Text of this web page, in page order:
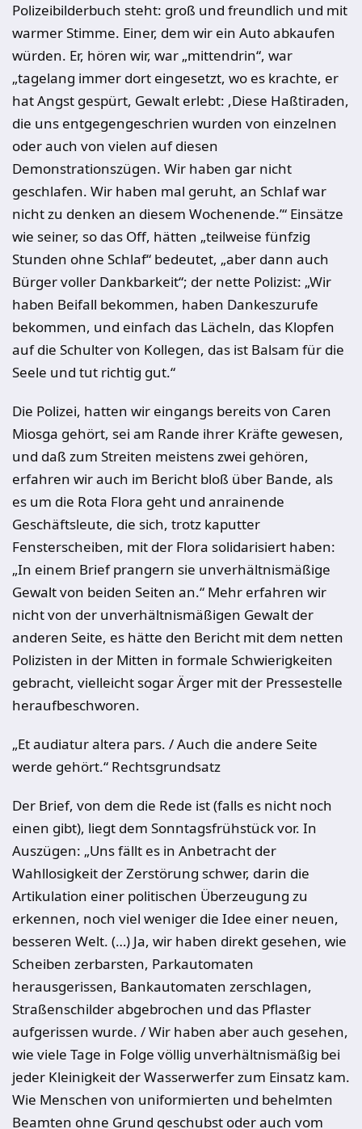
Polizeibilderbuch steht: groß und freundlich und mit
warmer Stimme. Einer, dem wir ein Auto abkaufen
würden. Er, hören wir, war „mittendrin“, war
„tagelang immer dort eingesetzt, wo es krachte, er
hat Angst gespürt, Gewalt erlebt: ,Diese Haßtiraden,
die uns entgegengeschrien wurden von einzelnen
oder auch von vielen auf diesen
Demonstrationszügen. Wir haben gar nicht
geschlafen. Wir haben mal geruht, an Schlaf war
nicht zu denken an diesem Wochenende.’“ Einsätze
wie seiner, so das Off, hätten „teilweise fünfzig
Stunden ohne Schlaf“ bedeutet, „aber dann auch
Bürger voller Dankbarkeit“; der nette Polizist: „Wir
haben Beifall bekommen, haben Dankeszurufe
bekommen, und einfach das Lächeln, das Klopfen
auf die Schulter von Kollegen, das ist Balsam für die
Seele und tut richtig gut.“
Die Polizei, hatten wir eingangs bereits von Caren
Miosga gehört, sei am Rande ihrer Kräfte gewesen,
und daß zum Streiten meistens zwei gehören,
erfahren wir auch im Bericht bloß über Bande, als
es um die Rota Flora geht und anrainende
Geschäftsleute, die sich, trotz kaputter
Fensterscheiben, mit der Flora solidarisiert haben:
„In einem Brief prangern sie unverhältnismäßige
Gewalt von beiden Seiten an.“ Mehr erfahren wir
nicht von der unverhältnismäßigen Gewalt der
anderen Seite, es hätte den Bericht mit dem netten
Polizisten in der Mitten in formale Schwierigkeiten
gebracht, vielleicht sogar Ärger mit der Pressestelle
heraufbeschworen.
„Et audiatur altera pars. / Auch die andere Seite
werde gehört.“ Rechtsgrundsatz
Der Brief, von dem die Rede ist (falls es nicht noch
einen gibt), liegt dem Sonntagsfrühstück vor. In
Auszügen: „Uns fällt es in Anbetracht der
Wahllosigkeit der Zerstörung schwer, darin die
Artikulation einer politischen Überzeugung zu
erkennen, noch viel weniger die Idee einer neuen,
besseren Welt. (…) Ja, wir haben direkt gesehen, wie
Scheiben zerbarsten, Parkautomaten
herausgerissen, Bankautomaten zerschlagen,
Straßenschilder abgebrochen und das Pflaster
aufgerissen wurde. / Wir haben aber auch gesehen,
wie viele Tage in Folge völlig unverhältnismäßig bei
jeder Kleinigkeit der Wasserwerfer zum Einsatz kam.
Wie Menschen von uniformierten und behelmten
Beamten ohne Grund geschubst oder auch vom